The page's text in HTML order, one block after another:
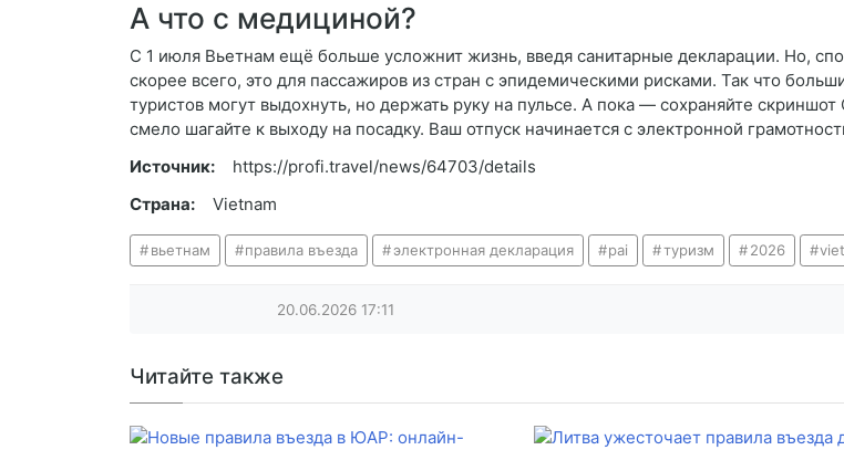
А что с медициной?
С 1 июля Вьетнам ещё больше усложнит жизнь, введя санитарные декларации. Но,
скорее всего, это для пассажиров из стран с эпидемическими рисками. Так что
туристов могут выдохнуть, но держать руку на пульсе. А пока — сохраняйте скриншот
смело шагайте к выходу на посадку. Ваш отпуск начинается с электронной
Источник:
https://profi.travel/news/64703/details
Страна:
Vietnam
вьетнам правила въезда электронная декларация pai туризм 2026
20.06.2026 17:11
Читайте также